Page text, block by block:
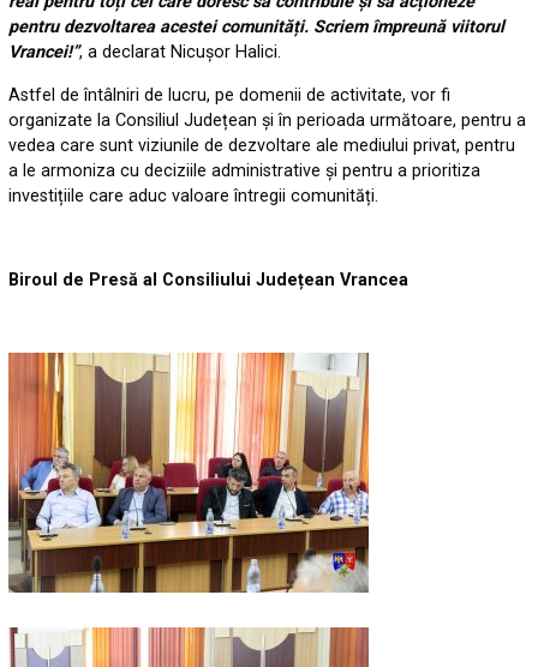
pentru dezvoltarea acestei comunități. Scriem împreună viitorul
Vrancei!”, a declarat Nicușor Halici.
Astfel de întâlniri de lucru, pe domenii de activitate, vor fi
organizate la Consiliul Județean și în perioada următoare, pentru a
vedea care sunt viziunile de dezvoltare ale mediului privat, pentru
a le armoniza cu deciziile administrative și pentru a prioritiza
investițiile care aduc valoare întregii comunități.
Biroul de Presă al Consiliului Județean Vrancea